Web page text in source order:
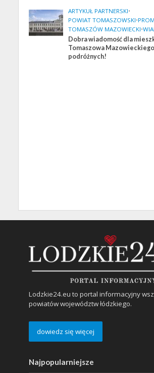
ARTYKUŁ PARTNERSKI•
POWIAT TOMASZOWSKI•
TOMASZÓW MAZOWIECKI•
Dobra wiadomość dla
Tomaszowa
podróżnych!
Lodzkie24.eu to portal informacyjny
powiatów województw łódzkiego.
dowiedz się więcej
Najpopularniejsze